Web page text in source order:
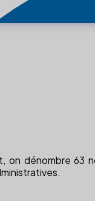
on dénombre 63